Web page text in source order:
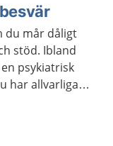
du mår dåligt
stöd. Ibland
psykiatrisk
har allvarliga